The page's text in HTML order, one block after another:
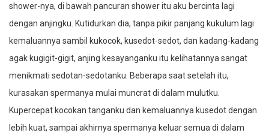
shower-nya, di bawah pancuran shower itu aku bercinta lagi
dengan anjingku. Kutidurkan dia, tanpa pikir panjang kukulum lagi
kemaluannya sambil kukocok, kusedot-sedot, dan kadang-kadang
agak kugigit-gigit, anjing kesayanganku itu kelihatannya sangat
menikmati sedotan-sedotanku. Beberapa saat setelah itu,
kurasakan spermanya mulai muncrat di dalam mulutku.
Kupercepat kocokan tanganku dan kemaluannya kusedot dengan
lebih kuat, sampai akhirnya spermanya keluar semua di dalam